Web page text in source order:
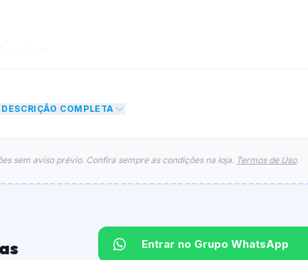
de 10% no total do carrinho, não foram
teto máximo para esse cupom.
DESCRIÇÃO COMPLETA
sem aviso prévio. Confira sempre as condições na loja. Termos de Uso.
Entrar no Grupo WhatsApp